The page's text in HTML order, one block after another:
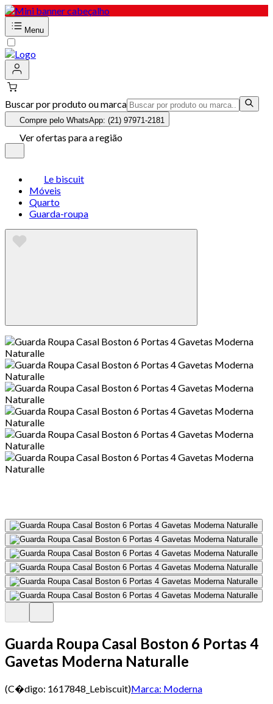
Menu
Buscar por produto ou marca
Compre pelo WhatsApp: (21) 97971-2181
Ver ofertas para a região
Le biscuit
Móveis
Quarto
Guarda-roupa
Guarda Roupa Casal Boston 6 Portas 4
Gavetas Moderna Naturalle
(C�digo: 1617848_Lebiscuit)Marca: Moderna